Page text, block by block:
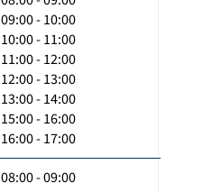
09:00 - 10:00
10:00 - 11:00
11:00 - 12:00
12:00 - 13:00
13:00 - 14:00
15:00 - 16:00
16:00 - 17:00
08:00 - 09:00